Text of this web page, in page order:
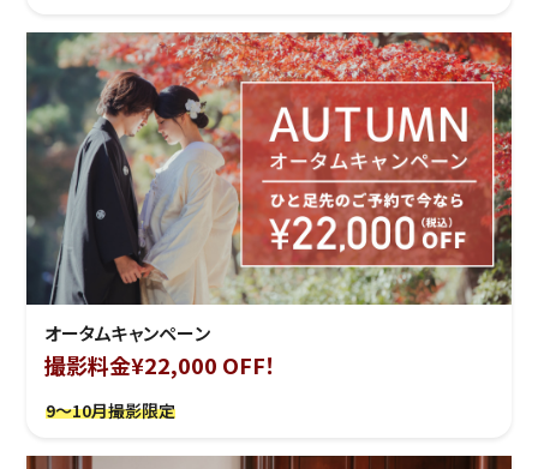
オータムキャンペーン
撮影料金¥22,000 OFF！
9～10月撮影限定